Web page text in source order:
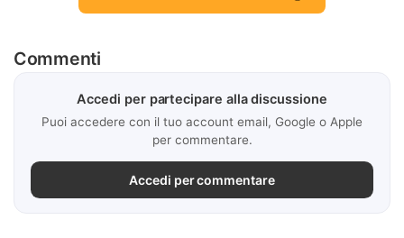
Commenti
Accedi per partecipare alla discussione
Puoi accedere con il tuo account email, Google o Apple
per commentare.
Accedi per commentare